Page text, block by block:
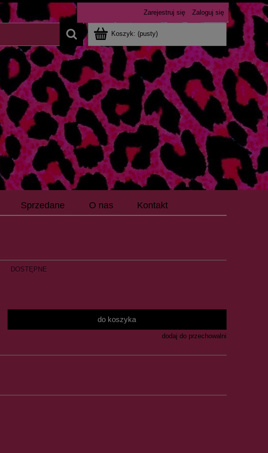
Zarejestruj się Zaloguj się
Koszyk: (pusty)
Sprzedane O nas Kontakt
DOSTĘPNE
do koszyka
dodaj do przechowalni